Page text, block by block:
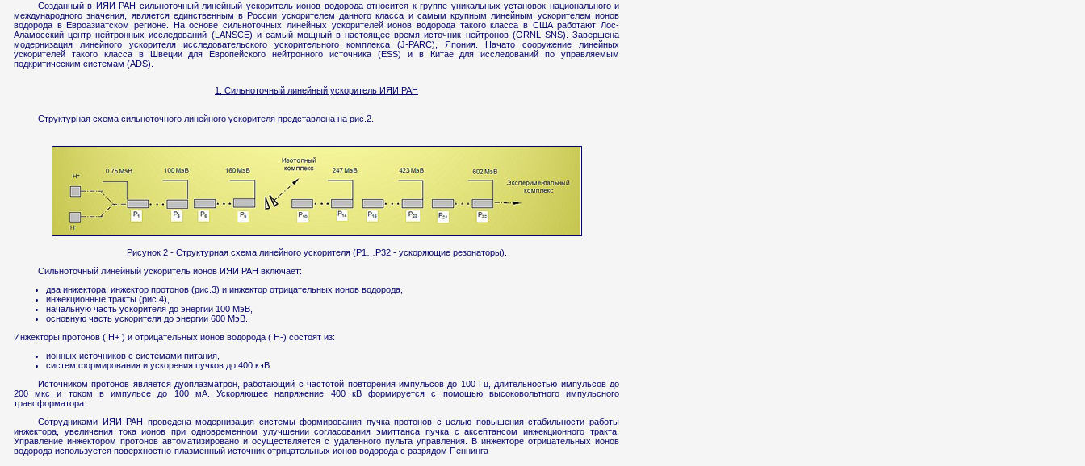
Созданный в ИЯИ РАН сильноточный линейный ускоритель ионов водорода относится к группе уникальных установок национального и
международного значения, является единственным в России ускорителем данного класса и самым крупным линейным ускорителем ионов
водорода в Евроазиатском регионе. На основе сильноточных линейных ускорителей ионов водорода такого класса в США работают Лос-
Аламосский центр нейтронных исследований (LANSCE) и самый мощный в настоящее время источник нейтронов (ORNL SNS). Завершена
модернизация линейного ускорителя исследовательского ускорительного комплекса (J-PARC), Япония. Начато сооружение линейных
ускорителей такого класса в Швеции для Европейского нейтронного источника (ESS) и в Китае для исследований по управляемым
подкритическим системам (ADS).
1. Сильноточный линейный ускоритель ИЯИ РАН
Структурная схема сильноточного линейного ускорителя представлена на рис.2.
Рисунок 2 - Структурная схема линейного ускорителя (Р1…Р32 - ускоряющие резонаторы).
Сильноточный линейный ускоритель ионов ИЯИ РАН включает:
два инжектора: инжектор протонов (рис.3) и инжектор отрицательных ионов водорода,
инжекционные тракты (рис.4),
начальную часть ускорителя до энергии 100 МэВ,
основную часть ускорителя до энергии 600 МэВ.
Инжекторы протонов ( Н+ ) и отрицательных ионов водорода ( Н-) состоят из:
ионных источников с системами питания,
систем формирования и ускорения пучков до 400 кэВ.
Источником протонов является дуоплазматрон, работающий с частотой повторения импульсов до 100 Гц, длительностью импульсов до
200 мкс и током в импульсе до 100 мА. Ускоряющее напряжение 400 кВ формируется с помощью высоковольтного импульсного
трансформатора.
Сотрудниками ИЯИ РАН проведена модернизация системы формирования пучка протонов с целью повышения стабильности работы
инжектора, увеличения тока ионов при одновременном улучшении согласования эмиттанса пучка с аксептансом инжекционного тракта.
Управление инжектором протонов автоматизировано и осуществляется с удаленного пульта управления. В инжекторе отрицательных ионов
водорода используется поверхностно-плазменный источник отрицательных ионов водорода с разрядом Пеннинга